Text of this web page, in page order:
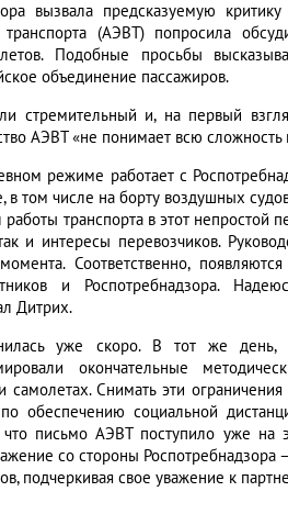
вызвала предсказуемую
транспорта (АЭВТ) попросила
Подобные просьбы
объединение пассажиров.
стремительный и, на первый
АЭВТ «не понимает всю
режиме работает с
в том числе на борту воздушных
транспорта в этот
и интересы перевозчиков.
Соответственно,
и Роспотребнадзора.
Дитрих.
уже скоро. В тот же день,
окончательные
самолетах. Снимать эти
обеспечению социальной
письмо АЭВТ поступило уже на
со стороны
подчеркивая свое уважение к